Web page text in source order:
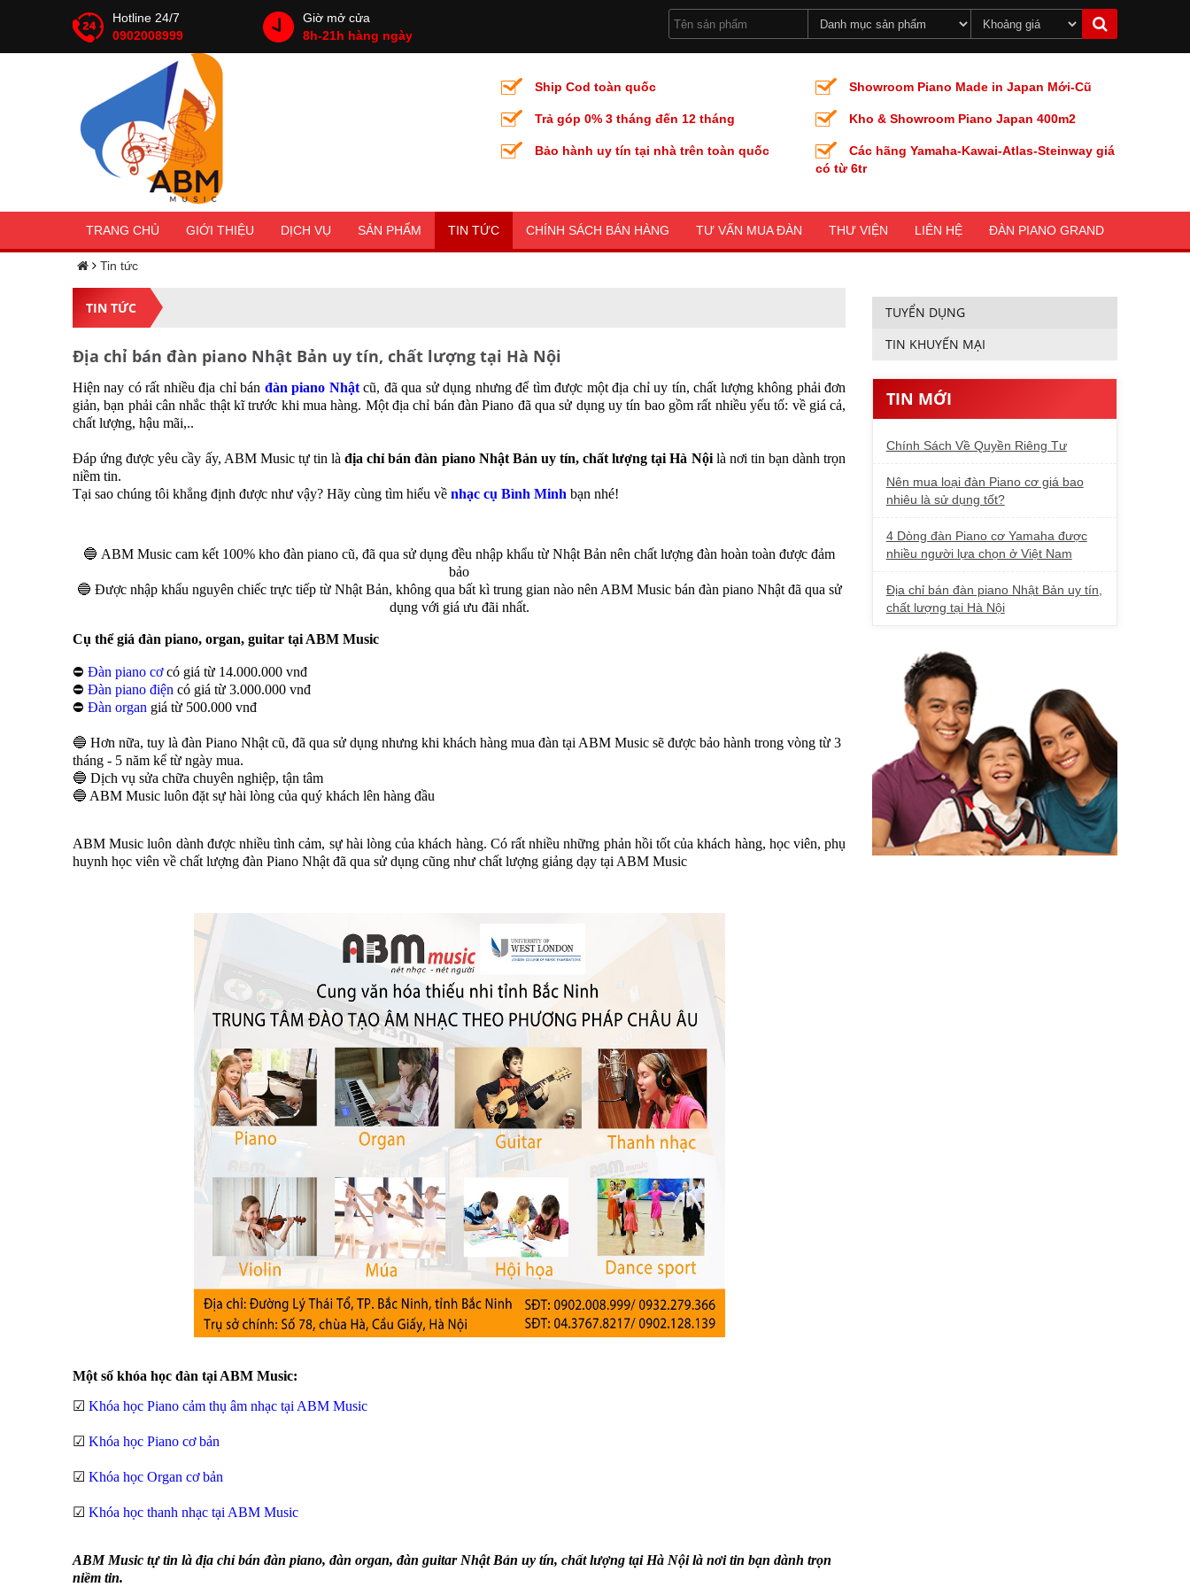
Hotline 24/7
0902008999
Giờ mở cửa
8h-21h hàng ngày
Ship Cod toàn quốc
Trả góp 0% 3 tháng đến 12 tháng
Bảo hành uy tín tại nhà trên toàn quốc
Showroom Piano Made in Japan Mới-Cũ
Kho & Showroom Piano Japan 400m2
Các hãng Yamaha-Kawai-Atlas-Steinway giá
có từ 6tr
TRANG CHỦ GIỚI THIỆU DỊCH VỤ SẢN PHẨM TIN TỨC CHÍNH SÁCH BÁN HÀNG TƯ VẤN MUA ĐÀN THƯ VIỆN LIÊN HỆ ĐÀN PIANO GRAND
Tin tức
TIN TỨC
Địa chỉ bán đàn piano Nhật Bản uy tín, chất lượng tại Hà Nội
Hiện nay có rất nhiều địa chỉ bán đàn piano Nhậtcũ, đã qua sử dụng nhưng để tìm được một địa chỉ uy tín, chất lượng không phải đơn
giản, bạn phải cân nhắc thật kĩ trước khi mua hàng. Một địa chỉ bán đàn Piano đã qua sử dụng uy tín bao gồm rất nhiều yếu tố: về giá cả,
chất lượng, hậu mãi,..
Đáp ứng được yêu cầy ấy, ABM Music tự tin làđịa chỉ bán đàn piano Nhật Bản uy tín, chất lượng tại Hà Nộilà nơi tin bạn dành trọn
niềm tin.
Tại sao chúng tôi khẳng định được như vậy? Hãy cùng tìm hiểu về nhạc cụ Bình Minh bạn nhé!
🔵 ABM Music cam kết 100% kho đàn piano cũ, đã qua sử dụng đều nhập khẩu từ Nhật Bản nên chất lượng đàn hoàn toàn được đảm
bảo
🔵 Được nhập khẩu nguyên chiếc trực tiếp từ Nhật Bản, không qua bất kì trung gian nào nên ABM Music bán đàn piano Nhật đã qua sử
dụng với giá ưu đãi nhất.
Cụ thể giá đàn piano, organ, guitar tại ABM Music
⛔️ Đàn piano cơcó giá từ 14.000.000 vnđ
⛔️ Đàn piano điện có giá từ 3.000.000 vnđ
⛔️ Đàn organ giá từ 500.000 vnđ
🔵 Hơn nữa, tuy là đàn Piano Nhật cũ, đã qua sử dụng nhưng khi khách hàng mua đàn tại ABM Music sẽ được bảo hành trong vòng từ 3
tháng - 5 năm kể từ ngày mua.
🔵 Dịch vụ sửa chữa chuyên nghiệp, tận tâm
🔵 ABM Music luôn đặt sự hài lòng của quý khách lên hàng đầu
ABM Music luôn dành được nhiều tình cảm, sự hài lòng của khách hàng. Có rất nhiều những phản hồi tốt của khách hàng, học viên, phụ
huynh học viên về chất lượng đàn Piano Nhật đã qua sử dụng cũng như chất lượng giảng dạy tại ABM Music
Một số khóa học đàn tại ABM Music:
☑ Khóa học Piano cảm thụ âm nhạc tại ABM Music
☑ Khóa học Piano cơ bản
☑ Khóa học Organ cơ bản
☑ Khóa học thanh nhạc tại ABM Music
ABM Music tự tin là địa chỉ bán đàn piano, đàn organ, đàn guitar Nhật Bản uy tín, chất lượng tại Hà Nội là nơi tin bạn dành trọn
niềm tin.
TUYỂN DỤNG
TIN KHUYẾN MẠI
TIN MỚI
Chính Sách Về Quyền Riêng Tư
Nên mua loại đàn Piano cơ giá bao
nhiêu là sử dụng tốt?
4 Dòng đàn Piano cơ Yamaha được
nhiều người lựa chọn ở Việt Nam
Địa chỉ bán đàn piano Nhật Bản uy tín,
chất lượng tại Hà Nội